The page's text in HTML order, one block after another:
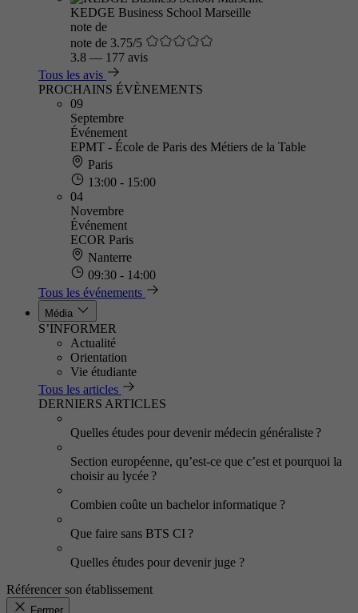
KEDGE Business School Marseille
note de
note de 3.75/5
3.8 — 177 avis
Tous les avis
PROCHAINS ÉVÈNEMENTS
09
Septembre
Événement
EPMT - École de Paris des Métiers de la Table
Paris
13:00 - 15:00
04
Novembre
Événement
ECOR Paris
Nanterre
09:30 - 14:00
Tous les événements
Média
S’INFORMER
Actualité
Orientation
Vie étudiante
Tous les articles
DERNIERS ARTICLES
Quelles études pour devenir médecin généraliste ?
Section européenne, qu’est-ce que c’est et pourquoi la
choisir au lycée ?
Combien coûte un bachelor informatique ?
Que faire sans BTS CI ?
Quelles études pour devenir juge ?
Référencer son établissement
Fermer